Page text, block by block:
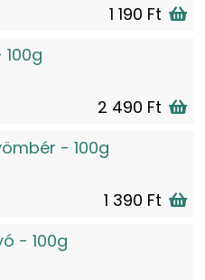
1 190 Ft
2 490 Ft
- 100g
1 390 Ft
- 100g